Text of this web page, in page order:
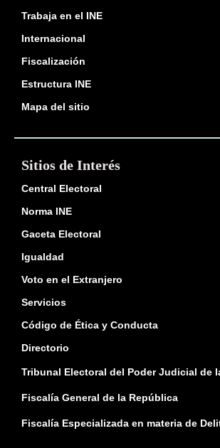
Trabaja en el INE
Internacional
Fiscalización
Estructura INE
Mapa del sitio
Sitios de Interés
Central Electoral
Norma INE
Gaceta Electoral
Igualdad
Voto en el Extranjero
Servicios
Código de Ética y Conducta
Directorio
Tribunal Electoral del Poder Judicial de
Fiscalía General de la República
Fiscalía Especializada en materia de